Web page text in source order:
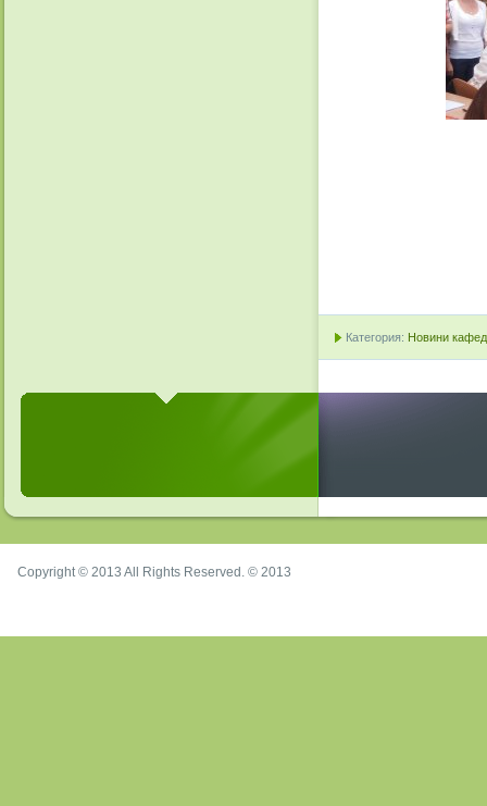
Категория: Новини
Copyright © 2013 All Rights Reserved. © 2013